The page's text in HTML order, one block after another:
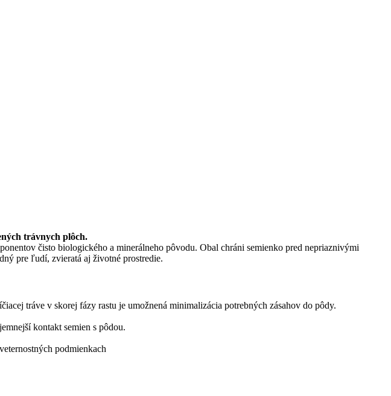
trávnych plôch.
čisto biologického a minerálneho pôvodu. Obal chráni semienko pred nepriaznivými
pre ľudí, zvieratá aj životné prostredie.
tráve v skorej fázy rastu je umožnená minimalizácia potrebných zásahov do pôdy.
kontakt semien s pôdou.
podmienkach